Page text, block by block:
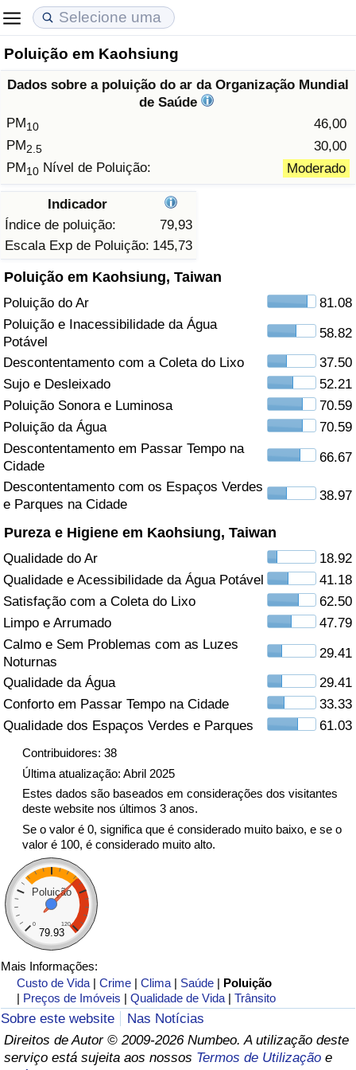
Poluição em Kaohsiung
Dados sobre a poluição do ar da Organização Mundial
de Saúde
PM10
46,00
PM2.5
30,00
PM10 Nível de Poluição: Moderado
Indicador
Índice de poluição:
79,93
Escala Exp de Poluição: 145,73
Poluição em Kaohsiung, Taiwan
Poluição do Ar
81.08
Poluição e Inacessibilidade da Água
Potável
58.82
Descontentamento com a Coleta do Lixo
37.50
Sujo e Desleixado
52.21
Poluição Sonora e Luminosa
70.59
Poluição da Água
70.59
Descontentamento em Passar Tempo na
Cidade
66.67
Descontentamento com os Espaços Verdes
e Parques na Cidade
38.97
Pureza e Higiene em Kaohsiung, Taiwan
Qualidade do Ar
18.92
Qualidade e Acessibilidade da Água Potável
41.18
Satisfação com a Coleta do Lixo
62.50
Limpo e Arrumado
47.79
Calmo e Sem Problemas com as Luzes
Noturnas
29.41
Qualidade da Água
29.41
Conforto em Passar Tempo na Cidade
33.33
Qualidade dos Espaços Verdes e Parques
61.03
Contribuidores: 38
Última atualização: Abril 2025
Estes dados são baseados em considerações dos visitantes
deste website nos últimos 3 anos.
Se o valor é 0, significa que é considerado muito baixo, e se o
valor é 100, é considerado muito alto.
Poluição
0 120
79.93
Mais Informações:
Custo de Vida |Crime |Clima | Saúde | Poluição
| Preços de Imóveis |Qualidade de Vida |Trânsito
Sobre este website
Nas Notícias
Direitos de Autor © 2009-2026 Numbeo. A utilização deste
serviço está sujeita aos nossos Termos de Utilização e
Custo de Vida
Indicador de Custo de Vida (Atual)
Indicador de Custo de Vida
em Aqaba
Preços de Imóveis
Indicador de Preços de Imóveis (Atual)
Indicador de Preços de Imóveis
Qualidade de Vida
Indicador de Qualidade de Vida
Indicador de Qualidade de Vida (Atual)
Crime
Taxa do Indicador de Crime (Atual)
Indicador de Crime
Índice de criminalidade por país
Saúde
Indicador de Saúde (Atual)
Indicador de Saúde
Indicador de Saúde por País
Indicador de Poluição (Atual)
Índice de poluição
Indicador de Poluição por País
Trânsito
Indicador de Trânsito
Indicador de Trânsito (Atual)
Indicador de Trânsito por País